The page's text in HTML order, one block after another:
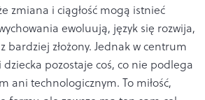
zmiana i ciągłość mogą istnieć
ewoluują, język się rozwija,
bardziej złożony. Jednak w centrum
pozostaje coś, co nie podlega
ani technologicznym. To miłość,